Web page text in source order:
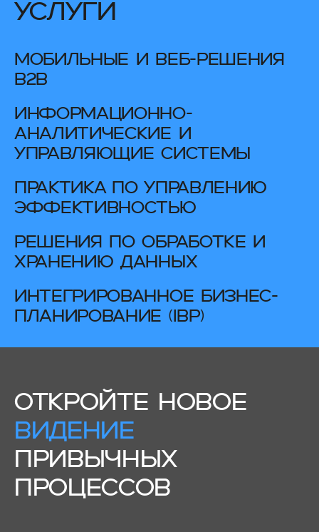
услуги
МОБИЛЬНЫЕ И ВЕБ-РЕШЕНИЯ
B2B
ИНФОРМАЦИОННО-
АНАЛИТИЧЕСКИЕ И
УПРАВЛЯЮЩИЕ СИСТЕМЫ
ПРАКТИКА ПО УПРАВЛЕНИЮ
ЭФФЕКТИВНОСТЬЮ
РЕШЕНИЯ ПО ОБРАБОТКЕ И
ХРАНЕНИЮ ДАННЫХ
ИНТЕГРИРОВАННОЕ БИЗНЕС-
ПЛАНИРОВАНИЕ (IBP)
ОТКРОЙТЕ НОВОЕ
ВИДЕНИЕ
ПРИВЫЧНЫХ
ПРОЦЕССОВ